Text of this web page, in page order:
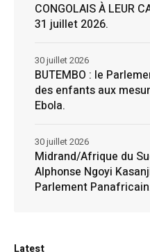
CONGOLAIS À LEUR
31 juillet 2026.
BUTEMBO : le
des enfants aux
Ebola.
30 juillet 2026
Midrand/Afrique du
Alphonse Ngoyi
Parlement
30 juillet 2026
Latest